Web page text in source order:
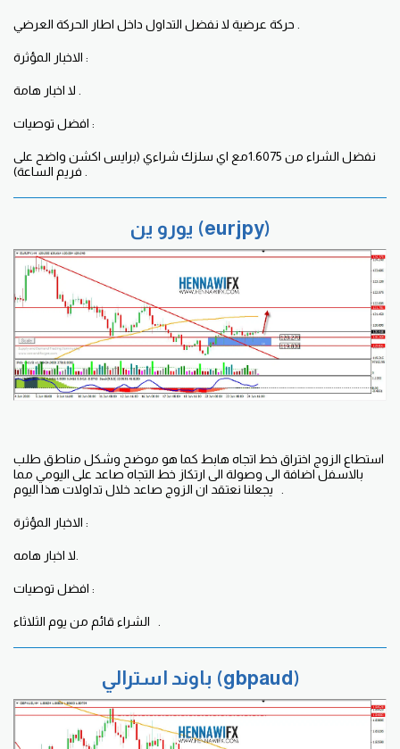
حركة عرضية لا نفضل التداول داخل اطار الحركة العرضي .
الاخبار المؤثرة :
لا اخبار هامة .
افضل توصيات :
نفضل الشراء من 1.6075مع اي سلزك شراءي (برايس اكشن واضح على
فريم الساعة) .
يورو ين (eurjpy)
استطاع الزوج اختراق خط اتجاه هابط كما هو موضح وشكل مناطق طلب
بالاسفل اضافة الى وصولة الى ارتكاز خط التجاه صاعد على اليومي مما
الاخبار المؤثرة :
افضل توصيات :
باوند استرالي (gbpaud)